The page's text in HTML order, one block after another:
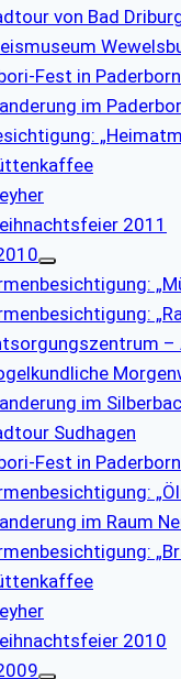
von Bad
Fest in Paderborn
im
2011
–
im
Sudhagen
Fest in Paderborn
im Raum
2010